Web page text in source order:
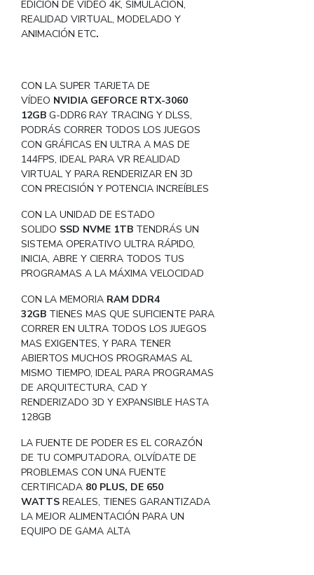
EDICIÓN DE VÍDEO 4K, SIMULACIÓN,
REALIDAD VIRTUAL, MODELADO Y
ANIMACIÓN ETC.
CON LA SUPER TARJETA DE
VÍDEO NVIDIA GEFORCE RTX-3060
12GB G-DDR6 RAY TRACING Y DLSS,
PODRÁS CORRER TODOS LOS JUEGOS
CON GRÁFICAS EN ULTRA A MAS DE
144FPS, IDEAL PARA VR REALIDAD
VIRTUAL Y PARA RENDERIZAR EN 3D
CON PRECISIÓN Y POTENCIA INCREÍBLES
CON LA UNIDAD DE ESTADO
SOLIDO SSD NVME 1TB TENDRÁS UN
SISTEMA OPERATIVO ULTRA RÁPIDO,
INICIA, ABRE Y CIERRA TODOS TUS
PROGRAMAS A LA MÁXIMA VELOCIDAD
CON LA MEMORIA RAM DDR4
32GB TIENES MAS QUE SUFICIENTE PARA
CORRER EN ULTRA TODOS LOS JUEGOS
MAS EXIGENTES, Y PARA TENER
ABIERTOS MUCHOS PROGRAMAS AL
MISMO TIEMPO, IDEAL PARA PROGRAMAS
DE ARQUITECTURA, CAD Y
RENDERIZADO 3D Y EXPANSIBLE HASTA
128GB
LA FUENTE DE PODER ES EL CORAZÓN
DE TU COMPUTADORA, OLVÍDATE DE
PROBLEMAS CON UNA FUENTE
CERTIFICADA 80 PLUS, DE 650
WATTS REALES, TIENES GARANTIZADA
LA MEJOR ALIMENTACIÓN PARA UN
EQUIPO DE GAMA ALTA